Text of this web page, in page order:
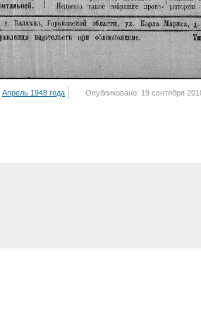
Апрель 1948 года Опубликовано: 19 сентября